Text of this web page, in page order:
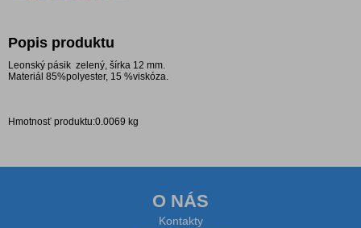
Popis produktu
Leonský pásik zelený, šírka 12 mm.
Materiál 85%polyester, 15 %viskóza.
Hmotnosť produktu:0.0069 kg
O NÁS
Kontakty